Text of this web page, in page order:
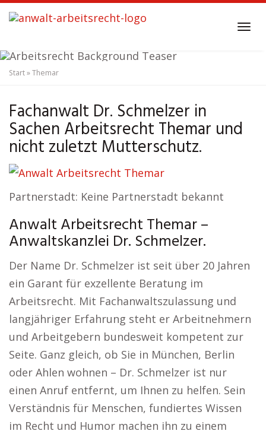
Skip
to
content
Start»Themar
Fachanwalt Dr. Schmelzer in
Sachen Arbeitsrecht Themar und
nicht zuletzt Mutterschutz.
Partnerstadt: Keine Partnerstadt bekannt
Anwalt Arbeitsrecht Themar –
Anwaltskanzlei Dr. Schmelzer.
Der Name Dr. Schmelzer ist seit über 20 Jahren
ein Garant für exzellente Beratung im
Arbeitsrecht. Mit Fachanwaltszulassung und
langjähriger Erfahrung steht er Arbeitnehmern
und Arbeitgebern bundesweit kompetent zur
Seite. Ganz gleich, ob Sie in München, Berlin
oder Ahlen wohnen – Dr. Schmelzer ist nur
einen Anruf entfernt, um Ihnen zu helfen. Sein
Verständnis für Menschen, fundiertes Wissen
im Recht und Humor machen ihn zu einem